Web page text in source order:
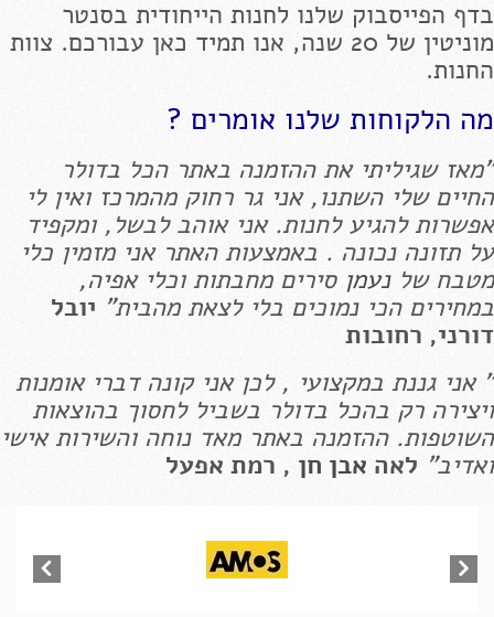
בדף הפייסבוק שלנו לחנות הייחודית בסנטר
מוניטין של 20 שנה, אנו תמיד כאן עבורכם. צוות
החנות.
מה הלקוחות שלנו אומרים ?
"מאז שגיליתי את ההזמנה באתר הכל בדולר
החיים שלי השתנו, אני גר רחוק מהמרכז ואין לי
אפשרות להגיע לחנות. אני אוהב לבשל, ומקפיד
על תזונה נכונה . באמצעות האתר אני מזמין כלי
מטבח שלנעמןסירים מחבתות וכלי אפיה,
במחירים הכי נמוכים בלי לצאת מהבית" יובל
דורני, רחובות
" אני גננת במקצועי , לכן אני קונה דברי אומנות
ויצירה רק בהכל בדולר בשביל לחסוך בהוצאות
השוטפות. ההזמנה באתר מאד נוחה והשירות אישי
ואדיב" לאה אבן חן , רמת אפעל